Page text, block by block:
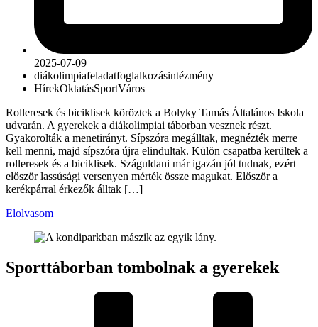
2025-07-09
diákolimpiafeladatfoglalkozásintézmény
HírekOktatásSportVáros
Rolleresek és biciklisek köröztek a Bolyky Tamás Általános Iskola
udvarán. A gyerekek a diákolimpiai táborban vesznek részt.
Gyakorolták a menetirányt. Sípszóra megálltak, megnézték merre
kell menni, majd sípszóra újra elindultak. Külön csapatba kerültek a
rolleresek és a biciklisek. Száguldani már igazán jól tudnak, ezért
először lassúsági versenyen mérték össze magukat. Először a
kerékpárral érkezők álltak […]
Elolvasom
Sporttáborban tombolnak a gyerekek